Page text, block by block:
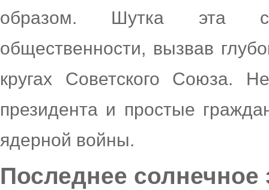
образом. Шутка эта
общественности, вызвав
кругах Советского Союза.
президента и простые
ядерной войны.
Последнее солнечное